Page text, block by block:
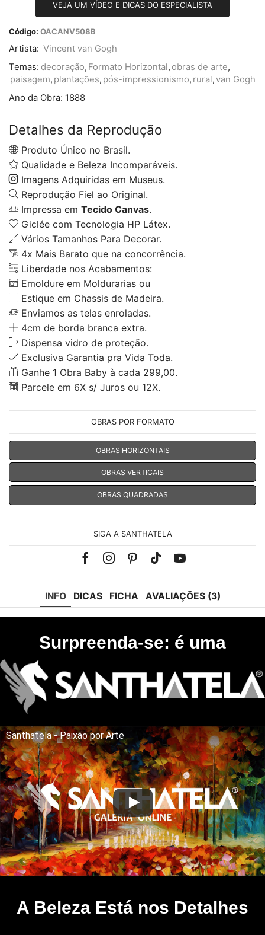
VEJA UM VÍDEO E DICAS DO ESPECIALISTA
Código: OACANV508B
Artista: Vincent van Gogh
Temas: decoração, Formato Horizontal , obras de arte,
paisagem, plantações, pós-impressionismo, rural ,van Gogh
Ano da Obra: 1888
Detalhes da Reprodução
Produto Único no Brasil.
Qualidade e Beleza Incomparáveis.
Imagens Adquiridas em Museus.
Reprodução Fiel ao Original.
Impressa em Tecido Canvas.
Giclée com Tecnologia HP Látex.
Vários Tamanhos Para Decorar.
4x Mais Barato que na concorrência.
Liberdade nos Acabamentos:
Emoldure em Moldurarias ou
Estique em Chassis de Madeira.
Enviamos as telas enroladas.
4cm de borda branca extra.
Dispensa vidro de proteção.
Exclusiva Garantia pra Vida Toda.
Ganhe 1 Obra Baby à cada 299,00.
Parcele em 6X s/ Juros ou 12X.
OBRAS POR FORMATO
OBRAS HORIZONTAIS
OBRAS VERTICAIS
OBRAS QUADRADAS
SIGA A SANTHATELA
FacebookInstagramPinterest
Tik-Youtube
INFO DICAS FICHA AVALIAÇÕES (3)
Surpreenda-se: é uma
Santhatela - Paixão por Arte
A Beleza Está nos Detalhes